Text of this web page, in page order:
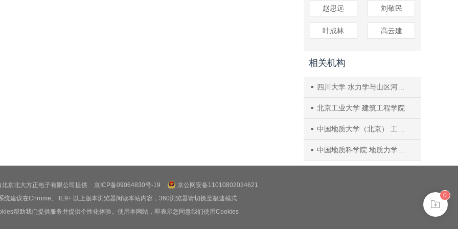
赵思远 刘敬民
叶成林 高云建
相关机构
四川大学 水力学与山区河流开发保护国家重点实验室 地质工程与地质灾害研究所
北京工业大学 建筑工程学院
中国地质大学（北京） 工程技术学院
中国地质科学院 地质力学研究所 新构造运动与地质灾害重点实验室
京北大方正电子有限公司提供 京ICP备09064830号-19
京公网安备11010802024621
统建议在Chrome、 IE9+ 以上版本浏览器阅读本站内容，360浏览器请切换至极速模式
帮助我们提供服务并提供个性化体验。使用本网站，即表示您同意我们使用Cookies
0